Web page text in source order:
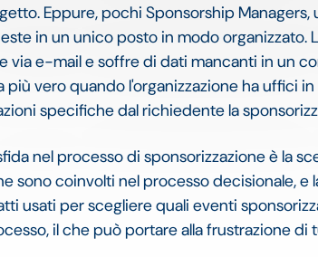
Eppure, pochi Sponsorship
in un unico posto in modo organizzato.
via e-mail e soffre di dati mancanti in un
più vero quando l'organizzazione ha uffici
specifiche dal richiedente la
nel processo di sponsorizzazione è la
sono coinvolti nel processo decisionale, e
usati per scegliere quali eventi
il che può portare alla frustrazione di